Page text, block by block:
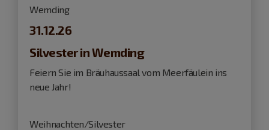
Wemding
31.12.26
Silvester in Wemding
Feiern Sie im Bräuhaussaal vom Meerfäulein ins
neue Jahr!
Weihnachten/Silvester